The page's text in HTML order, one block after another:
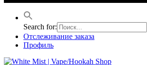
Search for:
Отслеживание заказа
Профиль